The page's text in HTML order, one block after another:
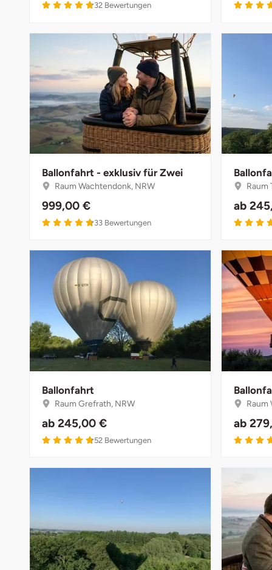
32 Bewertungen
Ballonfahrt - exklusiv für Zwei
Raum Wachtendonk, NRW
999,00 €
33 Bewertungen
Raum
ab
Ballonfahrt
Raum Grefrath, NRW
ab 245,00 €
52 Bewertungen
Raum
ab